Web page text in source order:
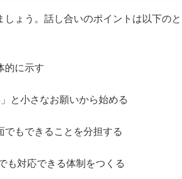
ょう。話し合いのポイントは以下のと
的に示す
と小さなお願いから始める
でもできることを分担する
も対応できる体制をつくる